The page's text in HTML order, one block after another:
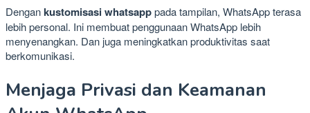
Dengankustomisasi whatsapppada tampilan, WhatsApp terasa
lebih personal. Ini membuat penggunaan WhatsApp lebih
menyenangkan. Dan juga meningkatkan produktivitas saat
berkomunikasi.
Menjaga Privasi dan Keamanan